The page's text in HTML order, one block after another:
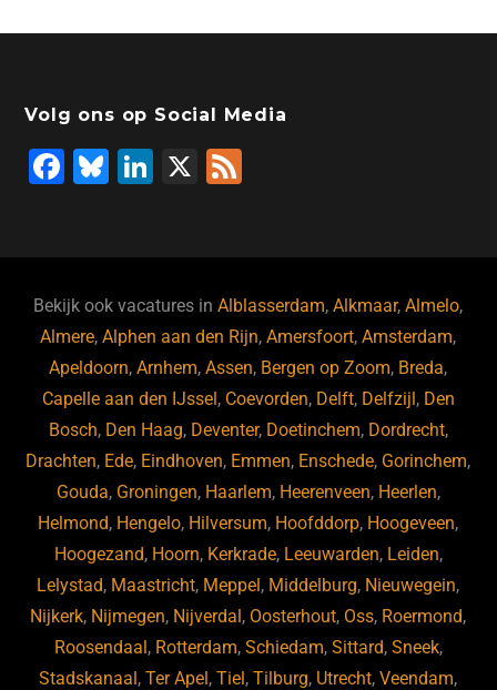
Volg ons op Social Media
F
b
o
o
k
Bl
ky
Li
dI
n
X
Bekijk ook vacatures inAlblasserdam,Alkmaar,Almelo,
Almere,Alphen aan den Rijn,Amersfoort,Amsterdam,
Apeldoorn,Arnhem,Assen, Bergen op Zoom, Breda,
Capelle aan den IJssel , Coevorden, Delft, Delfzijl , Den
Bosch, Den Haag, Deventer, Doetinchem, Dordrecht,
Drachten, Ede, Eindhoven, Emmen, Enschede, Gorinchem,
Gouda, Groningen, Haarlem, Heerenveen, Heerlen,
Helmond, Hengelo, Hilversum, Hoofddorp, Hoogeveen,
Hoogezand, Hoorn, Kerkrade, Leeuwarden, Leiden,
Lelystad, Maastricht, Meppel , Middelburg, Nieuwegein,
Nijkerk, Nijmegen, Nijverdal , Oosterhout, Oss, Roermond,
Roosendaal , Rotterdam, Schiedam, Sittard, Sneek,
Stadskanaal ,Ter Apel ,Tiel ,Tilburg, Utrecht,Veendam,